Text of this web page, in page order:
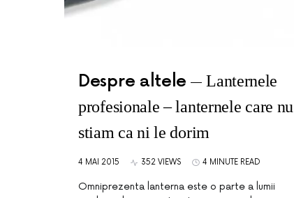
Despre altele
Lanternele
profesionale – lanternele care nu
stiam ca ni le dorim
4 MAI 2015 352 VIEWS 4 MINUTE READ
Omniprezenta lanterna este o parte a lumii